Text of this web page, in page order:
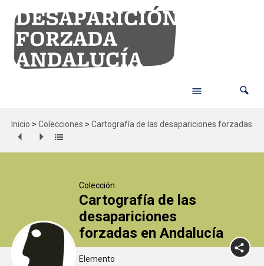
Inicio > Colecciones > Cartografía de las desapariciones forzadas
Colección
Cartografía de las
desapariciones
forzadas en Andalucía
Elemento